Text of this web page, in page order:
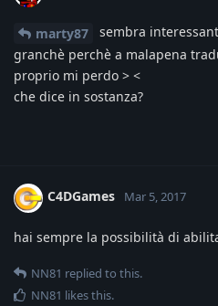
marty87
sembra
granchè perchè a malapena
proprio mi perdo > <
che dice in sostanza?
C4DGames Mar 5, 2017
hai sempre la possibilità di
NN81 replied to this.
NN81 likes this.